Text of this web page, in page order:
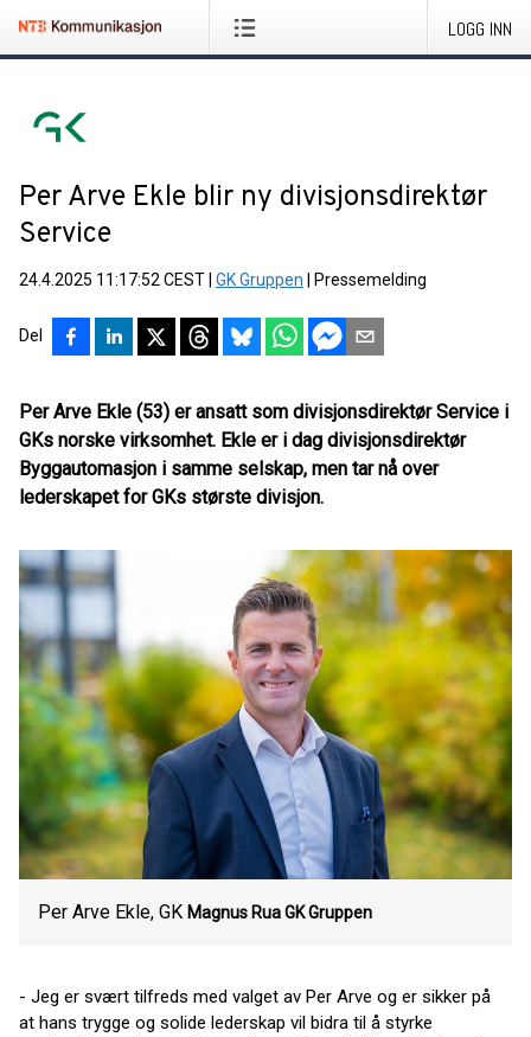
LOGG INN
Per Arve Ekle blir ny divisjonsdirektør
Service
24.4.2025 11:17:52 CEST GK Gruppen Pressemelding
Del
Per Arve Ekle (53) er ansatt som divisjonsdirektør Service i
GKs norske virksomhet. Ekle er i dag divisjonsdirektør
Byggautomasjon i samme selskap, men tar nå over
lederskapet for GKs største divisjon.
Per Arve Ekle, GK Magnus RuaGK Gruppen
- Jeg er svært tilfreds med valget av Per Arve og er sikker på
at hans trygge og solide lederskap vil bidra til å styrke